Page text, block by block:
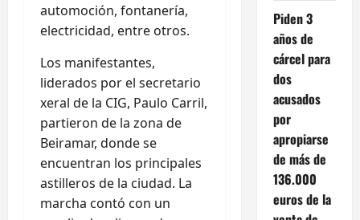
automoción, fontanería,
electricidad, entre otros.
Los manifestantes,
liderados por el secretario
xeral de la CIG, Paulo Carril,
partieron de la zona de
Beiramar, donde se
encuentran los principales
astilleros de la ciudad. La
marcha contó con un
Piden 3
años de
cárcel para
dos
acusados
por
apropiarse
de más de
136.000
euros de la